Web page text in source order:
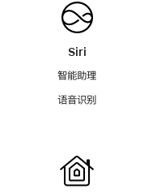
Siri
智能助理
语音识别